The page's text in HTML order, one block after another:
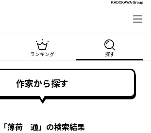
ミコミ
ミ
ランキング 探す
作家から探す
「薄荷 通」の検索結果